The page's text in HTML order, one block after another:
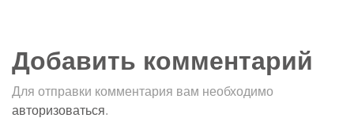
Добавить комментарий
Для отправки комментария вам необходимо
авторизоваться.